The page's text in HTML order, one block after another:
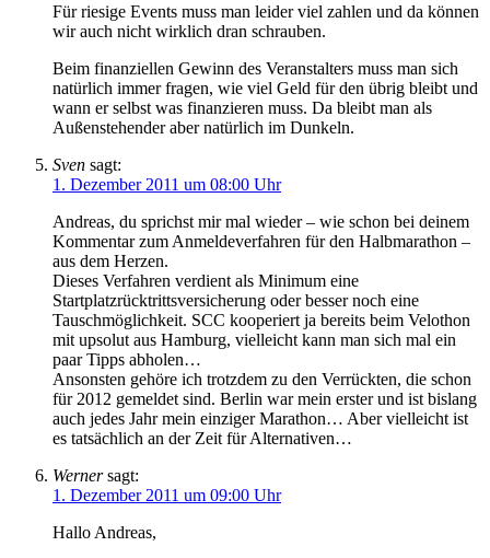
Für riesige Events muss man leider viel zahlen und da können
wir auch nicht wirklich dran schrauben.
Beim finanziellen Gewinn des Veranstalters muss man sich
natürlich immer fragen, wie viel Geld für den übrig bleibt und
wann er selbst was finanzieren muss. Da bleibt man als
Außenstehender aber natürlich im Dunkeln.
Sven sagt:
1. Dezember 2011 um 08:00 Uhr
Andreas, du sprichst mir mal wieder – wie schon bei deinem
Kommentar zum Anmeldeverfahren für den Halbmarathon –
aus dem Herzen.
Dieses Verfahren verdient als Minimum eine
Startplatzrücktrittsversicherung oder besser noch eine
Tauschmöglichkeit. SCC kooperiert ja bereits beim Velothon
mit upsolut aus Hamburg, vielleicht kann man sich mal ein
paar Tipps abholen…
Ansonsten gehöre ich trotzdem zu den Verrückten, die schon
für 2012 gemeldet sind. Berlin war mein erster und ist bislang
auch jedes Jahr mein einziger Marathon… Aber vielleicht ist
es tatsächlich an der Zeit für Alternativen…
Werner sagt:
1. Dezember 2011 um 09:00 Uhr
Hallo Andreas,